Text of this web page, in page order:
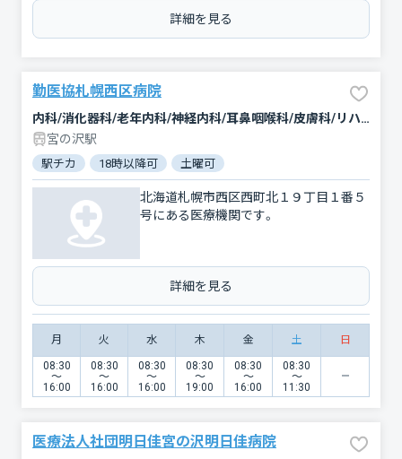
詳細を見る
勤医協札幌西区病院
内科/消化器科/老年内科/神経内科/耳鼻咽喉科/皮膚科/リハビリテーション
宮の沢駅
駅チカ 18時以降可 土曜可
北海道札幌市西区西町北１９丁目１番５
号にある医療機関です。
詳細を見る
月 火 水 木 金 土 日
08:30
〜
16:00
08:30
〜
16:00
08:30
〜
16:00
08:30
〜
19:00
08:30
〜
16:00
08:30
〜
11:30
医療法人社団明日佳宮の沢明日佳病院